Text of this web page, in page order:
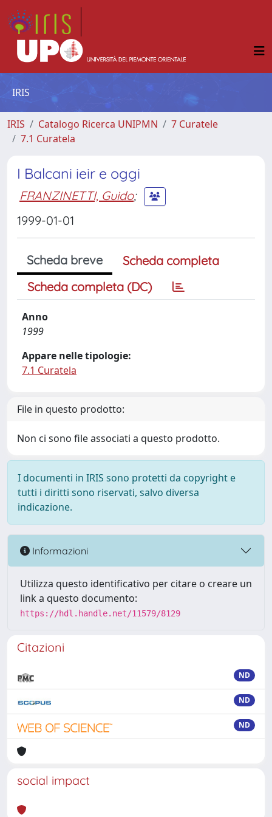
IRIS
IRIS Catalogo Ricerca UNIPMN
7 Curatele
7.1 Curatela
I Balcani ieir e oggi
FRANZINETTI, Guido;
1999-01-01
Scheda breve
Scheda completa
Scheda completa (DC)
Anno
1999
Appare nelle tipologie:
7.1 Curatela
File in questo prodotto:
Non ci sono file associati a questo prodotto.
I documenti in IRIS sono protetti da copyright e
tutti i diritti sono riservati, salvo diversa
indicazione.
Informazioni
Utilizza questo identificativo per citare o creare un
link a questo documento:
https://hdl.handle.net/11579/8129
Citazioni
ND
ND
ND
social impact